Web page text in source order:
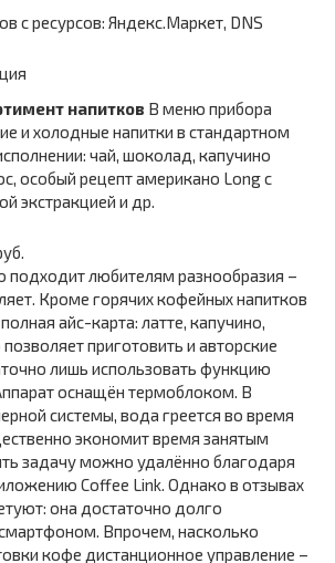
с ресурсов: Яндекс.Маркет, DNS
напитков В меню прибора
и холодные напитки в стандартном
чай, шоколад, капучино
особый рецепт американо Long c
экстракцией и др.
подходит любителям разнообразия –
Кроме горячих кофейных напитков
айс-карта: латте, капучино,
приготовить и авторские
лишь использовать функцию
оснащён термоблоком. В
системы, вода греется во время
экономит время занятым
задачу можно удалённо благодаря
Coffee Link. Однако в отзывах
она достаточно долго
Впрочем, насколько
кофе дистанционное управление –